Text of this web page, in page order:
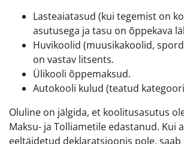
Lasteaiatasud (kui tegemist on
asutusega ja tasu on õppekava
Huvikoolid (muusikakoolid,
on vastav litsents.
Ülikooli õppemaksud.
Autokooli kulud (teatud
Oluline on jälgida, et koolitusasutus
Maksu- ja Tolliametile edastanud. Kui
eeltäidetud deklaratsioonis pole, saab